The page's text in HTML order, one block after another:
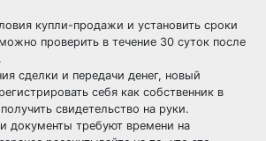
купли-продажи и установить сроки
проверить в течение 30 суток после
сделки и передачи денег, новый
себя как собственник в
свидетельство на руки.
документы требуют времени на